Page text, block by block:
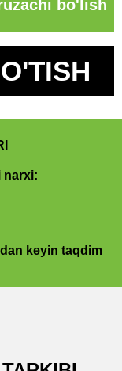
narxi:
keyin taqdim